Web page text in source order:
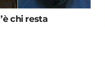
chi resta